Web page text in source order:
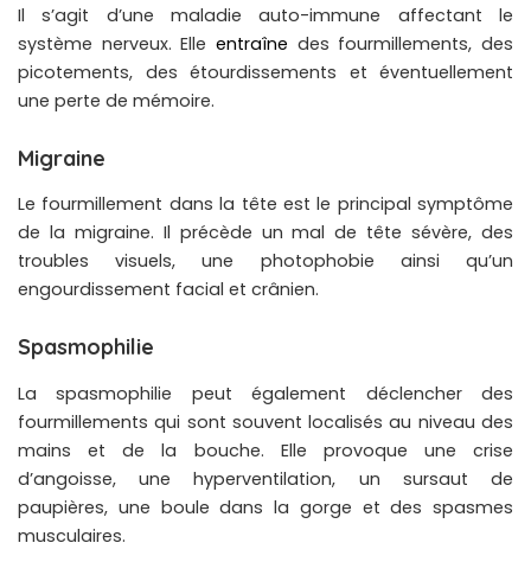
Il s’agit d’une maladie auto-immune affectant le
système nerveux. Elle entraîne des fourmillements, des
picotements, des étourdissements et éventuellement
une perte de mémoire.
Migraine
Le fourmillement dans la tête est le principal symptôme
de la migraine. Il précède un mal de tête sévère, des
troubles visuels, une photophobie ainsi qu’un
engourdissement facial et crânien.
Spasmophilie
La spasmophilie peut également déclencher des
fourmillements qui sont souvent localisés au niveau des
mains et de la bouche. Elle provoque une crise
d’angoisse, une hyperventilation, un sursaut de
paupières, une boule dans la gorge et des spasmes
musculaires.